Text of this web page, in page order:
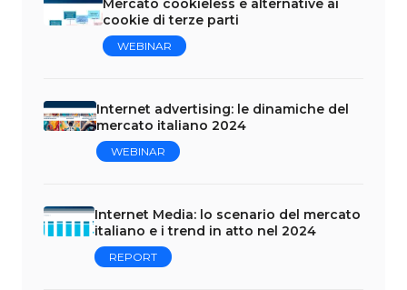
Mercato cookieless e alternative ai
cookie di terze parti
WEBINAR
Internet advertising: le dinamiche del
mercato italiano 2024
WEBINAR
Internet Media: lo scenario del mercato
italiano e i trend in atto nel 2024
REPORT